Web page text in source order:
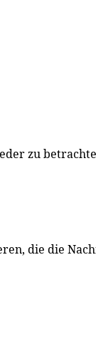
zu
die die